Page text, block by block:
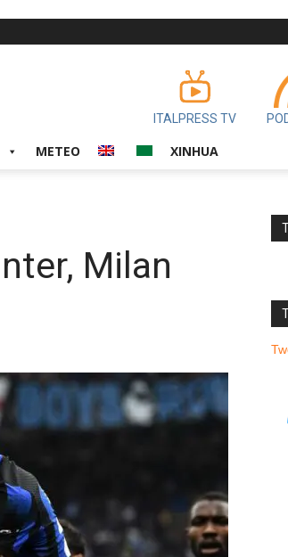
ITALPRESS TV
METEO XINHUA
Milan